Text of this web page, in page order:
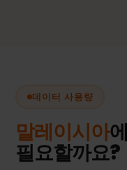
데이터 사용량
말레이시아
필요할까요?